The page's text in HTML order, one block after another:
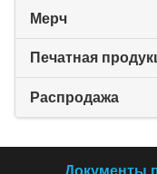
Мерч
Печатная
Распродажа
Документы